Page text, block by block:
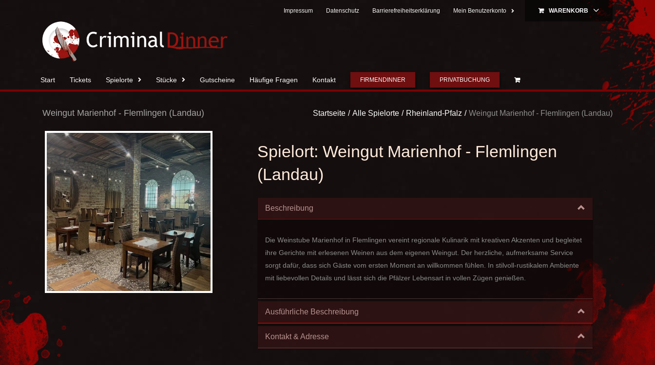
Impressum Datenschutz Barrierefreiheitserklärung Mein Benutzerkonto WARENKORB
Start Tickets Spielorte Stücke Gutscheine Häufige Fragen Kontakt FIRMENDINNER PRIVATBUCHUNG
Weingut Marienhof - Flemlingen (Landau) Startseite Alle Spielorte Rheinland-Pfalz Weingut Marienhof - Flemlingen (Landau)
Spielort:Weingut Marienhof - Flemlingen
(Landau)
Beschreibung
Die Weinstube Marienhof in Flemlingen vereint regionale Kulinarik mit kreativen Akzenten und begleitet
ihre Gerichte mit erlesenen Weinen aus dem eigenen Weingut. Der herzliche, aufmerksame Service
sorgt dafür, dass sich Gäste vom ersten Moment an willkommen fühlen. In stilvoll-rustikalem Ambiente
mit liebevollen Details und lässt sich die Pfälzer Lebensart in vollen Zügen genießen.
Ausführliche Beschreibung
Kontakt & Adresse